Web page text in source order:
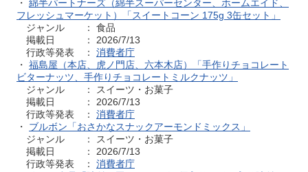
・ 綿半パートナーズ（綿半スーパーセンター、ホームエイド、
フレッシュマーケット）「スイートコーン 175g 3缶セット」
ジャンル ： 食品
掲載日 ： 2026/7/13
行政等発表 ： 消費者庁
・ 福島屋（本店、虎ノ門店、六本木店）「手作りチョコレート
ビターナッツ、手作りチョコレートミルクナッツ」
ジャンル ： スイーツ・お菓子
掲載日 ： 2026/7/13
行政等発表 ： 消費者庁
・ ブルボン「おさかなスナックアーモンドミックス」
ジャンル ： スイーツ・お菓子
掲載日 ： 2026/7/13
行政等発表 ： 消費者庁